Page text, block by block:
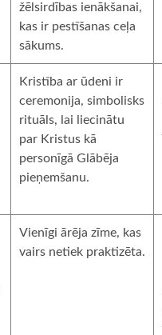
žēlsirdības ienākšanai,
kas ir pestīšanas ceļa
sākums.
Kristība ar ūdeni ir
ceremonija, simbolisks
rituāls, lai liecinātu
par Kristus kā
personīgā Glābēja
pieņemšanu.
Vienīgi ārēja zīme, kas
vairs netiek praktizēta.